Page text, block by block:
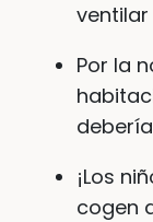
Por la
¡Los
cogen